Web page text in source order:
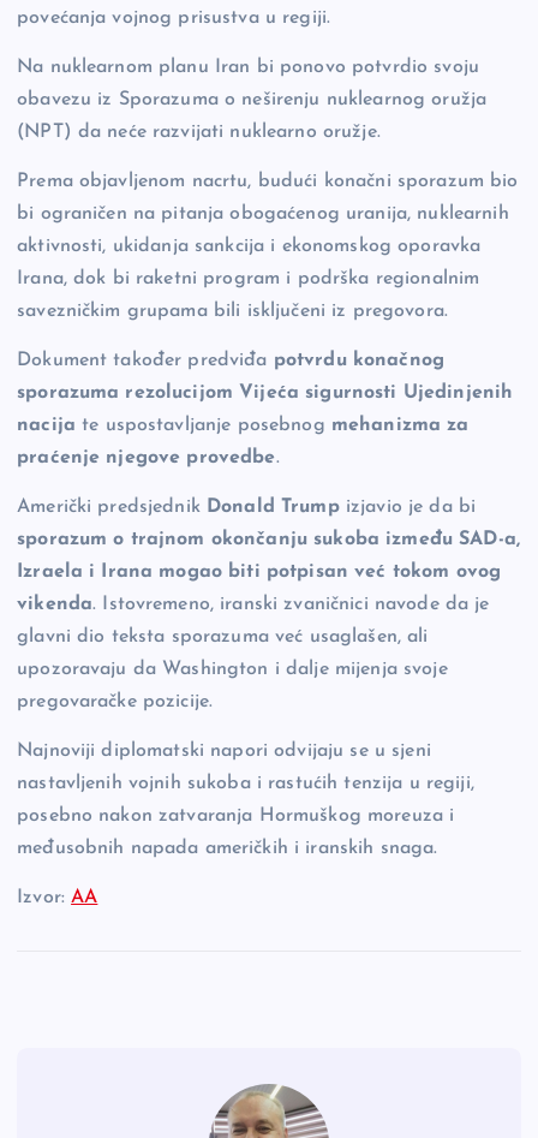
povećanja vojnog prisustva u regiji.
Na nuklearnom planu Iran bi ponovo potvrdio svoju
obavezu iz Sporazuma o neširenju nuklearnog oružja
(NPT) da neće razvijati nuklearno oružje.
Prema objavljenom nacrtu, budući konačni sporazum bio
bi ograničen na pitanja obogaćenog uranija, nuklearnih
aktivnosti, ukidanja sankcija i ekonomskog oporavka
Irana, dok bi raketni program i podrška regionalnim
savezničkim grupama bili isključeni iz pregovora.
Dokument također predviđa potvrdu konačnog
sporazuma rezolucijom Vijeća sigurnosti Ujedinjenih
nacija te uspostavljanje posebnog mehanizma za
praćenje njegove provedbe.
Američki predsjednik Donald Trumpizjavio je da bi
sporazum o trajnom okončanju sukoba između SAD-a,
Izraela i Irana mogao biti potpisan već tokom ovog
vikenda. Istovremeno, iranski zvaničnici navode da je
glavni dio teksta sporazuma već usaglašen, ali
upozoravaju da Washington i dalje mijenja svoje
pregovaračke pozicije.
Najnoviji diplomatski napori odvijaju se u sjeni
nastavljenih vojnih sukoba i rastućih tenzija u regiji,
posebno nakon zatvaranja Hormuškog moreuza i
međusobnih napada američkih i iranskih snaga.
Izvor:AA